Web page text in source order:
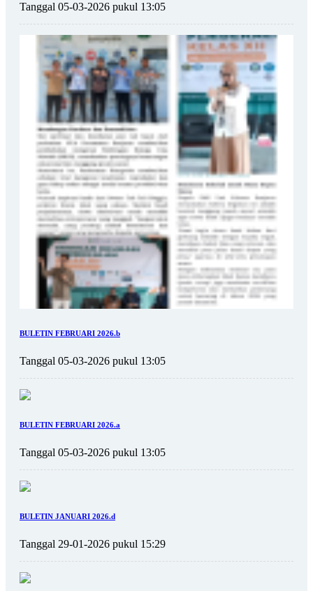
Tanggal 05-03-2026 pukul 13:05
BULETIN FEBRUARI 2026.b
Tanggal 05-03-2026 pukul 13:05
BULETIN FEBRUARI 2026.a
Tanggal 05-03-2026 pukul 13:05
BULETIN JANUARI 2026.d
Tanggal 29-01-2026 pukul 15:29